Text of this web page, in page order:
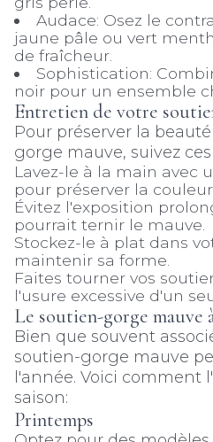
Audace: Osez le
jaune pâle ou vert
de fraîcheur.
Sophistication:
noir pour un ensemble
Entretien de votre
Pour préserver la
gorge mauve, suivez
Lavez-le à la main avec
pour préserver la couleur.
Évitez l'exposition
pourrait ternir le mauve.
Stockez-le à plat dans
maintenir sa forme.
Faites tourner vos
l'usure excessive d'un
Le soutien-gorge mauve
Bien que souvent
soutien-gorge mauve
l'année. Voici comment
saison:
Printemps